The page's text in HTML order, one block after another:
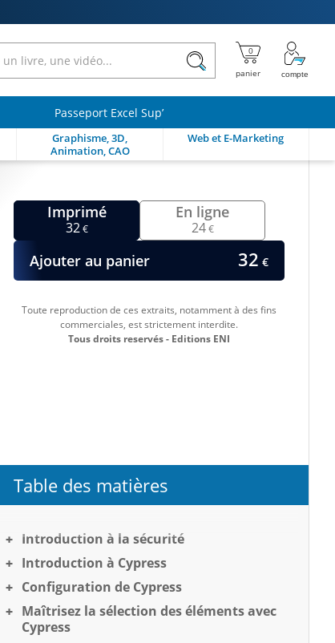
Passeport Excel Sup’
Graphisme, 3D,
Animation, CAO
Web et E-Marketing
Imprimé
32€
En ligne
24€
Ajouter au panier 32 €
Toute reproduction de ces extraits, notamment à des fins
commerciales, est strictement interdite.
Tous droits reservés - Editions ENI
Table des matières
Introduction à la sécurité
Introduction à Cypress
Configuration de Cypress
Maîtrisez la sélection des éléments avec
Cypress